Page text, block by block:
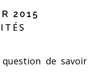
2015
de